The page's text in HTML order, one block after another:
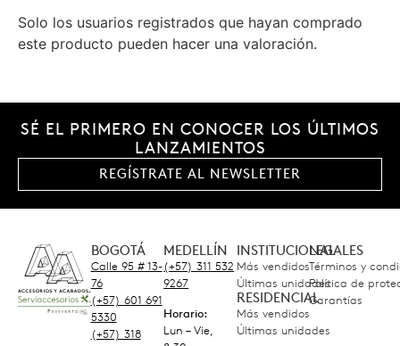
Solo los usuarios registrados que hayan comprado
este producto pueden hacer una valoración.
SÉ EL PRIMERO EN CONOCER LOS ÚLTIMOS
LANZAMIENTOS
REGÍSTRATE AL NEWSLETTER
BOGOTÁ
Calle 95 # 13-
76
(+57) 601 691
5330
(+57) 318
MEDELLÍN
(+57) 311 532
9267
Horario:
Lun – Vie,
INSTITUCIONAL
Más vendidos
Últimas unidades
RESIDENCIAL
Más vendidos
Últimas unidades
LEGALES
Términos y
Política de
Garantías